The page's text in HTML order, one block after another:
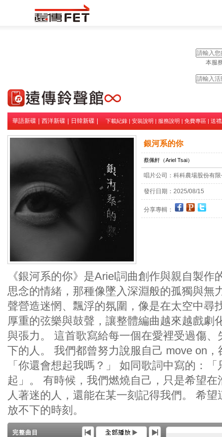
本服
華語新碟 西洋新碟 日韓新碟 下載紀錄 | 安裝說明 | 服務說明 | 免費專區 | 送
銀河系的你
蔡佩軒（Ariel Tsai）
唱片公司： 科科農場股份有
發行日期： 2025/08/15
分享專輯：
《銀河系的你》是Ariel詞曲創作與親自製
思念的情緒，那種像墜入深淵般的孤獨與無
聲營造迷惘、飄浮的氛圍，像是在太空中尋
厚重的弦樂與鼓聲，讓整體編曲越來越戲劇
與張力。 這首歌寫給每一個在愛裡受過傷
下的人。 我們都曾努力說服自己 move on
「你還會想起我嗎？」 如同歌詞中寫的：
起」。 有時候，我們燃燒自己，只是希望
人著迷的人，還能在某一刻記得我們。 希
放不下的時刻。
完整曲目